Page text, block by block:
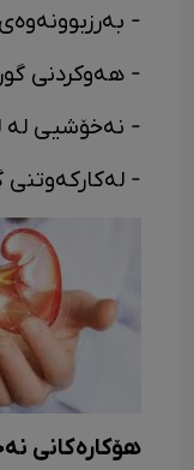
-
- هەوکردنی
- نەخۆشیی لە
- لەکارکەوتنی
هۆکارەکانی